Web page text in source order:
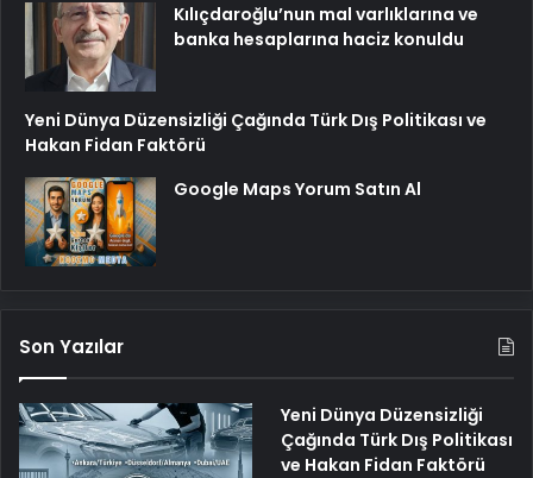
Kılıçdaroğlu’nun mal varlıklarına ve
banka hesaplarına haciz konuldu
Yeni Dünya Düzensizliği Çağında Türk Dış Politikası ve
Hakan Fidan Faktörü
Google Maps Yorum Satın Al
Son Yazılar
Yeni Dünya Düzensizliği
Çağında Türk Dış Politikası
ve Hakan Fidan Faktörü